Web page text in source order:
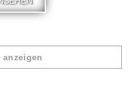
anzeigen